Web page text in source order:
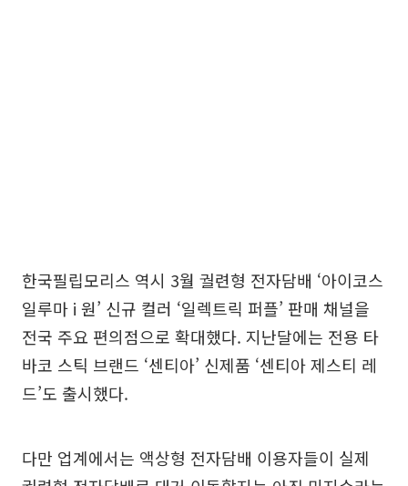
한국필립모리스 역시 3월 궐련형 전자담배 ‘아이코스
일루마 i 원’ 신규 컬러 ‘일렉트릭 퍼플’ 판매 채널을
전국 주요 편의점으로 확대했다. 지난달에는 전용 타
바코 스틱 브랜드 ‘센티아’ 신제품 ‘센티아 제스티 레
드’도 출시했다.
다만 업계에서는 액상형 전자담배 이용자들이 실제